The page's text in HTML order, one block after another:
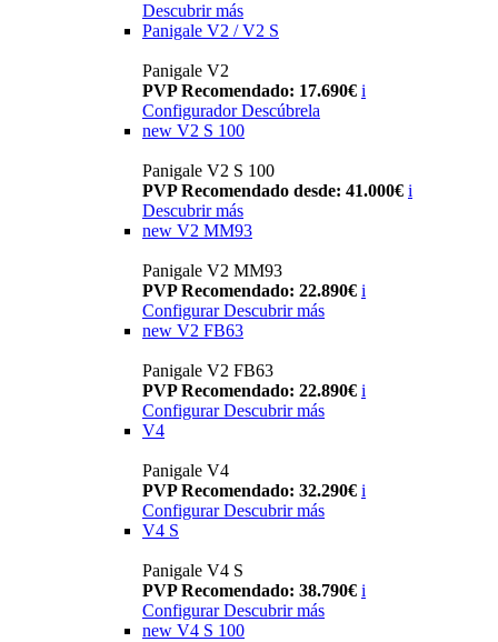
Descubrir más
Panigale V2 / V2 S
Panigale V2
PVP Recomendado: 17.690€ i
Configurador Descúbrela
new V2 S 100
Panigale V2 S 100
PVP Recomendado desde: 41.000€ i
Descubrir más
new V2 MM93
Panigale V2 MM93
PVP Recomendado: 22.890€ i
Configurar Descubrir más
new V2 FB63
Panigale V2 FB63
PVP Recomendado: 22.890€ i
Configurar Descubrir más
V4
Panigale V4
PVP Recomendado: 32.290€ i
Configurar Descubrir más
V4 S
Panigale V4 S
PVP Recomendado: 38.790€ i
Configurar Descubrir más
new V4 S 100